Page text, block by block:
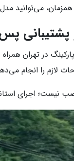
می‌توانید
پس
در تهران همراه
لازم را انجام
نیست؛ اجرای